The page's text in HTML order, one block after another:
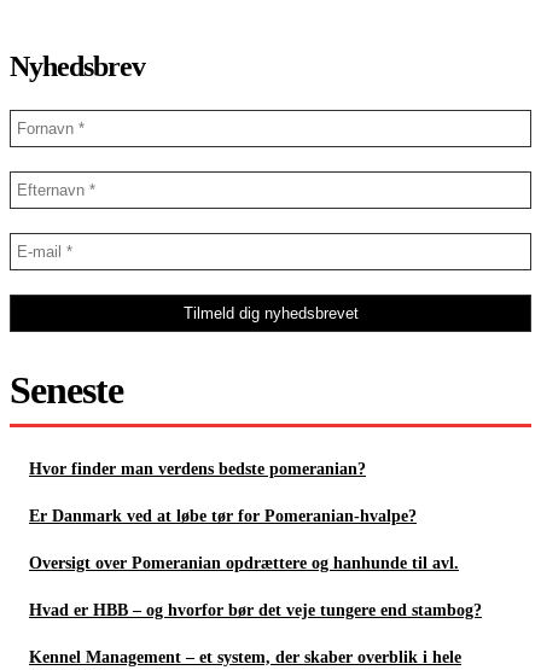
Nyhedsbrev
Seneste
Hvor finder man verdens bedste pomeranian?
Er Danmark ved at løbe tør for Pomeranian-hvalpe?
Oversigt over Pomeranian opdrættere og hanhunde til avl.
Hvad er HBB – og hvorfor bør det veje tungere end stambog?
Kennel Management – et system, der skaber overblik i hele